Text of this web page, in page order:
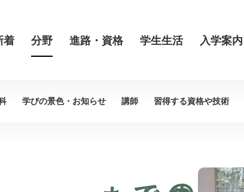
着 分野 進路・資格 学生生活 入学案内
学びの景色・ お知らせ 講師 習得する資格や技術